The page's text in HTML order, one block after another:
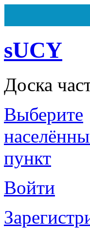
sUCY
Доска
Выберите
пункт
Войти